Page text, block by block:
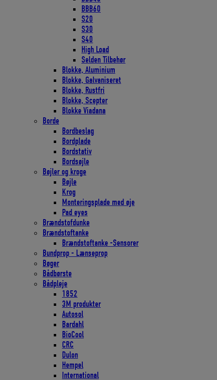
BBB60
S20
S30
S40
High Load
Selden Tilbehør
Blokke, Aluminium
Blokke, Galvaniseret
Blokke, Rustfri
Blokke, Scepter
Blokke Viadana
Borde
Bordbeslag
Bordplade
Bordstativ
Bordsøjle
Bøjler og kroge
Bøjle
Krog
Monteringsplade med øje
Pad eyes
Brændstofdunke
Brændstoftanke
Brændstoftanke -Sensorer
Bundprop - Lænseprop
Bøger
Bådbørste
Bådpleje
1852
3M produkter
Autosol
Bardahl
BioCool
CRC
Dulon
Hempel
International